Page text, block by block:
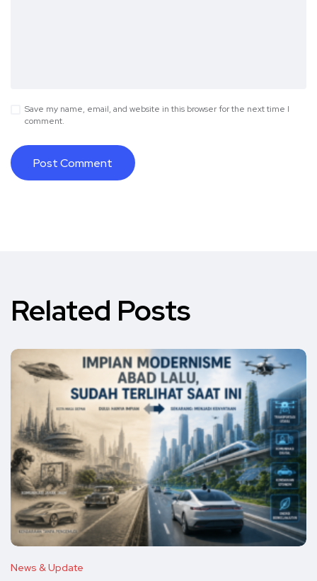
Save my name, email, and website in this browser for the next time I
comment.
Related Posts
News & Update